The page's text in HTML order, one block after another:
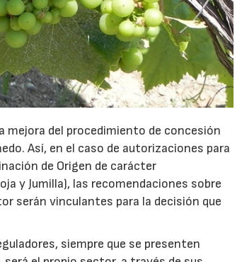
mejora del procedimiento de concesión
Así, en el caso de autorizaciones para
de Origen de carácter
y Jumilla), las recomendaciones sobre
serán vinculantes para la decisión que
siempre que se presenten
30/07/2026